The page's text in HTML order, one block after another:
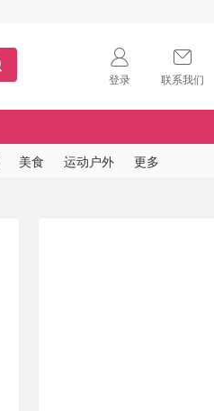
登录 联系我们
美食 运动户外 更多